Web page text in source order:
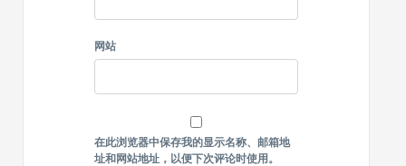
网站
在此浏览器中保存我的显示名称、邮箱地
址和网站地址，以便下次评论时使用。